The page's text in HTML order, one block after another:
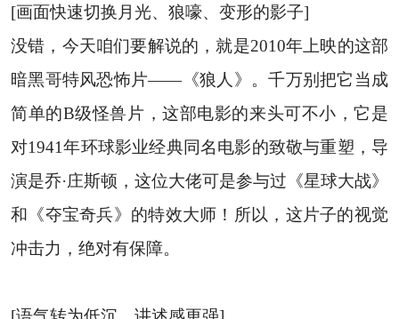
[画面快速切换月光、狼嚎、变形的影子]
没错，今天咱们要解说的，就是2010年上映的这部
暗黑哥特风恐怖片——《狼人》。千万别把它当成
简单的B级怪兽片，这部电影的来头可不小，它是
对1941年环球影业经典同名电影的致敬与重塑，导
演是乔·庄斯顿，这位大佬可是参与过《星球大战》
和《夺宝奇兵》的特效大师！所以，这片子的视觉
冲击力，绝对有保障。